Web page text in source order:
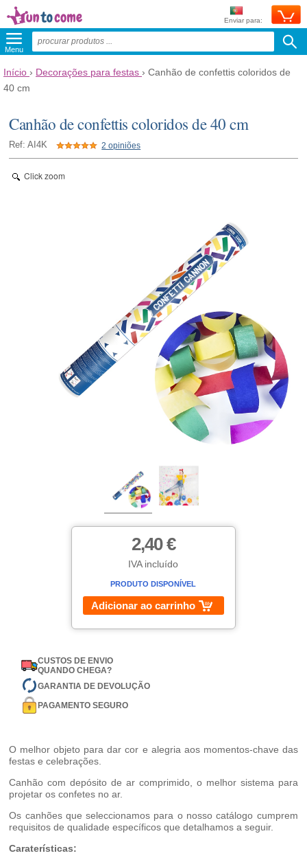
Enviar para:
Menu
Início › Decorações para festas › Canhão de confettis coloridos de
40 cm
Canhão de confettis coloridos de 40 cm
Ref: AI4K 2 opiniões
Click zoom
2,40 €
IVA incluído
PRODUTO DISPONÍVEL
Adicionar ao carrinho
CUSTOS DE ENVIO
QUANDO CHEGA?
GARANTIA DE DEVOLUÇÃO
PAGAMENTO SEGURO
O melhor objeto para dar cor e alegria aos momentos-chave das
festas e celebrações.
Canhão com depósito de ar comprimido, o melhor sistema para
projetar os confetes no ar.
Os canhões que seleccionamos para o nosso catálogo cumprem
requisitos de qualidade específicos que detalhamos a seguir.
Caraterísticas: